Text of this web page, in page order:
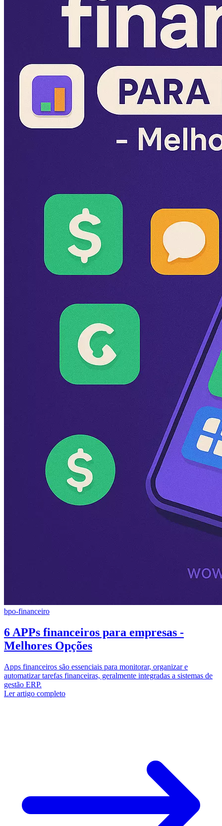
bpo-financeiro
6 APPs financeiros para empresas -
Melhores Opções
Apps financeiros são essenciais para monitorar, organizar e
automatizar tarefas financeiras, geralmente integradas a sistemas de
gestão ERP.
Ler artigo completo